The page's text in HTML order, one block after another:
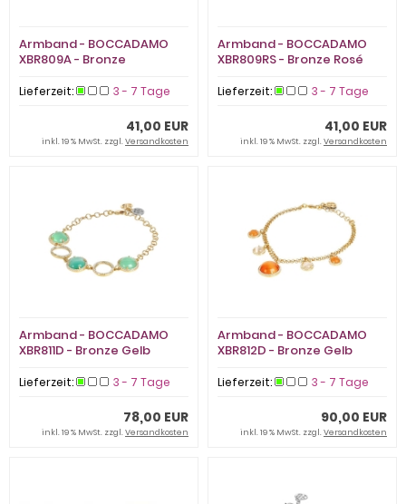
Armband - BOCCADAMO
XBR809A - Bronze
Lieferzeit: 3 - 7 Tage
41,00 EUR
inkl. 19 % MwSt. zzgl.Versandkosten
Armband - BOCCADAMO
XBR809RS - Bronze Rosé
Lieferzeit: 3 - 7 Tage
41,00 EUR
inkl. 19 % MwSt. zzgl.Versandkosten
Armband - BOCCADAMO
XBR811D - Bronze Gelb
Lieferzeit: 3 - 7 Tage
78,00 EUR
inkl. 19 % MwSt. zzgl.Versandkosten
Armband - BOCCADAMO
XBR812D - Bronze Gelb
Lieferzeit: 3 - 7 Tage
90,00 EUR
inkl. 19 % MwSt. zzgl.Versandkosten